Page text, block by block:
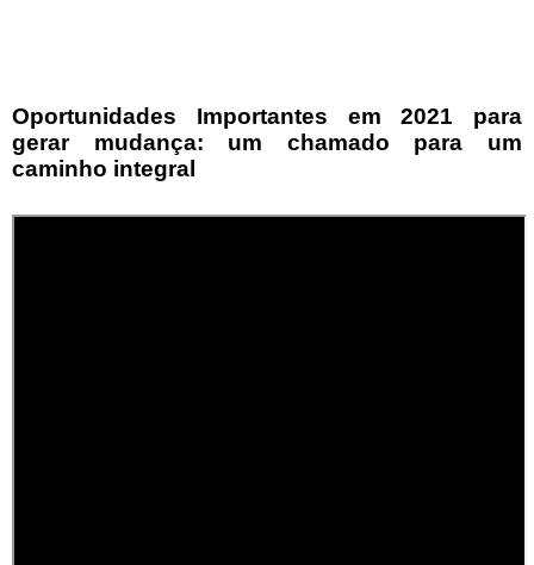
Oportunidades Importantes em 2021 para
gerar mudança: um chamado para um
caminho integral